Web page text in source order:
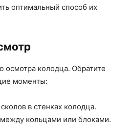
оптимальный способ их
осмотра колодца. Обратите
моменты:
в стенках колодца.
кольцами или блоками.